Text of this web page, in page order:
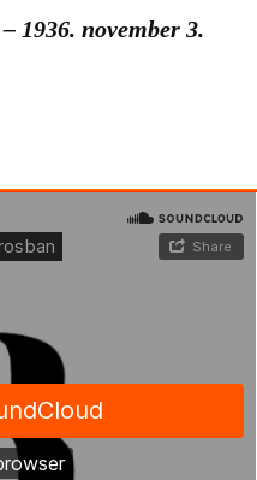
1936. november 3.